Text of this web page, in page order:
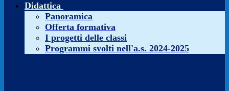
Didattica
Panoramica
Offerta formativa
I progetti delle classi
Programmi svolti nell'a.s. 2024-2025